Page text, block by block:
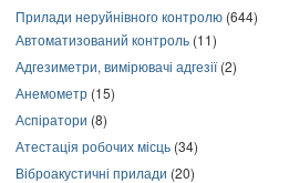
Прилади неруйнівного контролю (644)
Автоматизований контроль (11)
Адгезиметри, вимірювачі адгезії(2)
Анемометр (15)
Аспіратори (8)
Атестація робочих місць (34)
Віброакустичні прилади (20)